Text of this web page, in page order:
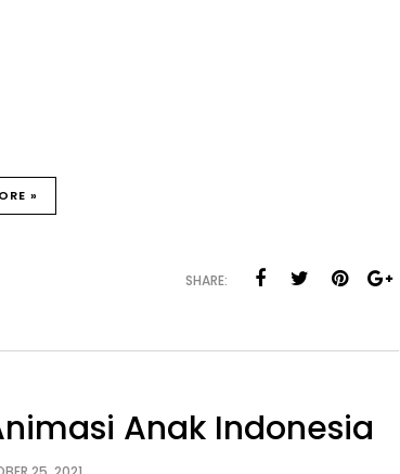
»
SHARE:
Anak Indonesia